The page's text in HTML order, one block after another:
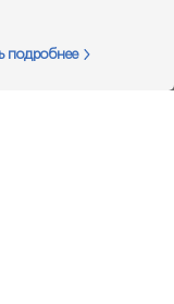
подробнее